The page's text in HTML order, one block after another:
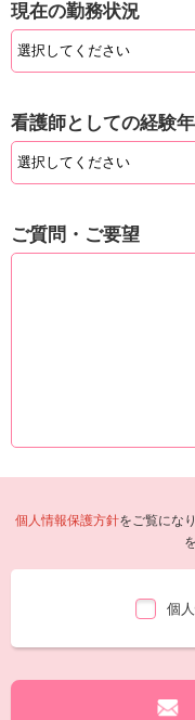
現在の勤務状況
看護師としての経験
ご質問・ご要望
個人情報保護方針をご覧にな
個